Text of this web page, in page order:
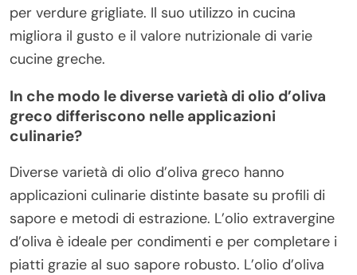
per verdure grigliate. Il suo utilizzo in cucina
migliora il gusto e il valore nutrizionale di varie
cucine greche.
In che modo le diverse varietà di olio d’oliva
greco differiscono nelle applicazioni
culinarie?
Diverse varietà di olio d’oliva greco hanno
applicazioni culinarie distinte basate su profili di
sapore e metodi di estrazione. L’olio extravergine
d’oliva è ideale per condimenti e per completare i
piatti grazie al suo sapore robusto. L’olio d’oliva